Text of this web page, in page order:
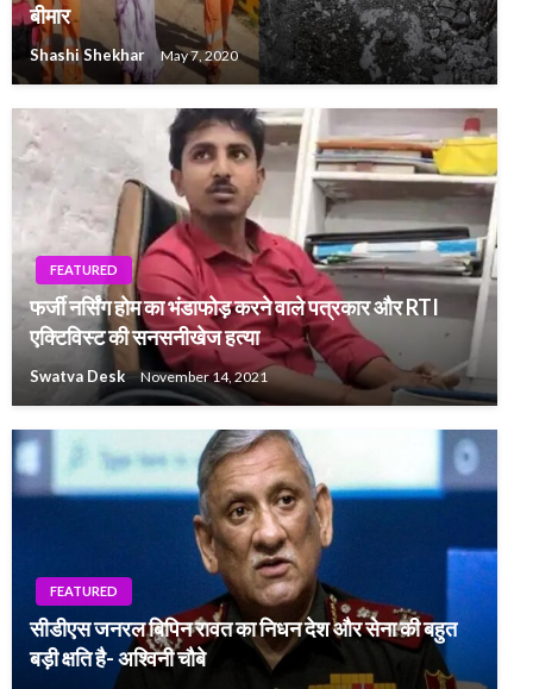
बीमार
Shashi Shekhar May 7, 2020
FEATURED
फर्जी नर्सिंग होम का भंडाफोड़ करने वाले पत्रकार और RTI
एक्टिविस्ट की सनसनीखेज हत्या
Swatva Desk November 14, 2021
FEATURED
सीडीएस जनरल बिपिन रावत का निधन देश और सेना की बहुत
बड़ी क्षति है- अश्विनी चौबे